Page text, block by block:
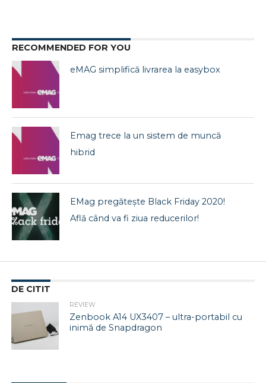
RECOMMENDED FOR YOU
eMAG simplifică livrarea la easybox
Emag trece la un sistem de muncă
hibrid
EMag pregătește Black Friday 2020!
Află când va fi ziua reducerilor!
DE CITIT
REVIEW
Zenbook A14 UX3407 – ultra-portabil cu
inimă de Snapdragon